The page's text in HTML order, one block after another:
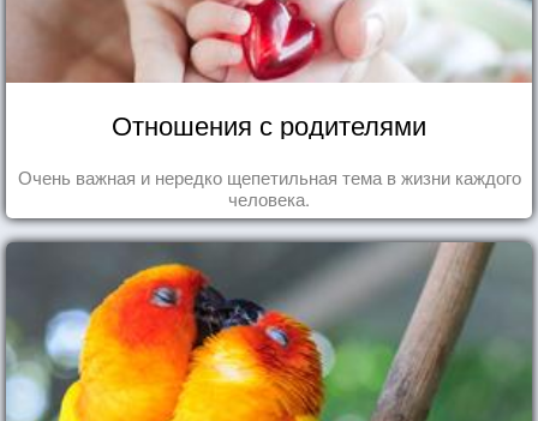
Отношения с родителями
Очень важная и нередко щепетильная тема в жизни каждого
человека.